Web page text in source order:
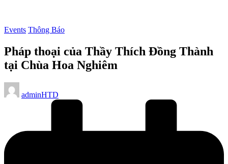
Posted
Events Thông Báo
Pháp thoại của Thầy Thích Đồng Thành
tại Chùa Hoa Nghiêm
Posted
by
adminHTD